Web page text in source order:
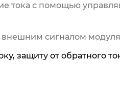
тока с помощью
внешним сигналом
защиту от обратного